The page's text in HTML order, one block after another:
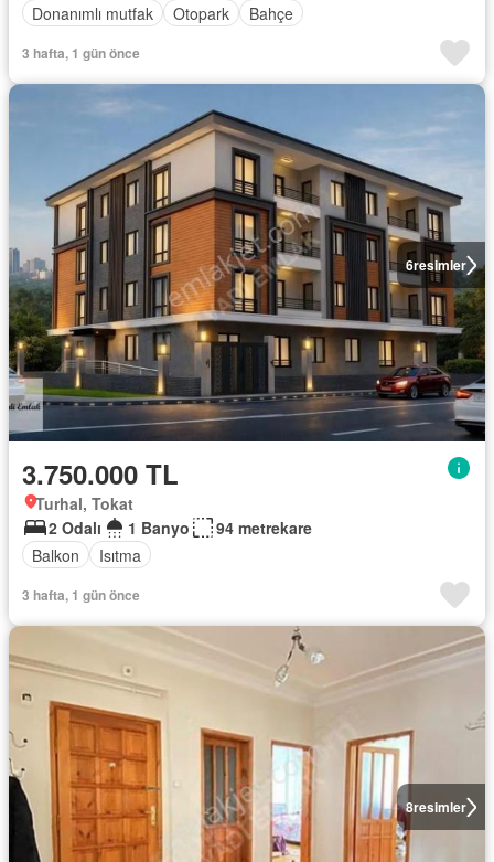
Donanımlı mutfak
Otopark Bahçe
3 hafta, 1 gün önce
6resimler
3.750.000 TL
Turhal, Tokat
2 Odalı
1 Banyo
94 metrekare
Balkon
Isıtma
3 hafta, 1 gün önce
8resimler